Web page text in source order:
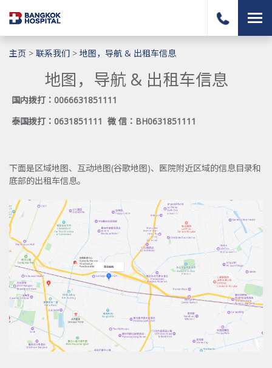
主页 > 联系我们 > 地图，导航 & 出租车信息
地图，导航 & 出租车信息
国内拨打：0066631851111
泰国拨打：0631851111 微 信：BH0631851111
下面是区域地图、互动地图(谷歌地图)、医院附近区域的信息目录和
底部的出租车信息。